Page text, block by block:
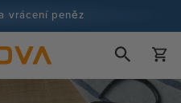
vrácení peněz
a stále více
Košík